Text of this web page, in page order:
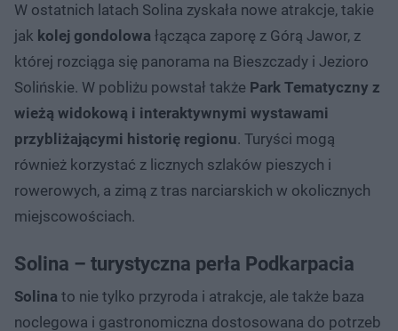
W ostatnich latach Solina zyskała nowe atrakcje, takie
jak kolej gondolowa łącząca zaporę z Górą Jawor, z
której rozciąga się panorama na Bieszczady i Jezioro
Solińskie. W pobliżu powstał także Park Tematyczny z
wieżą widokową i interaktywnymi wystawami
przybliżającymi historię regionu. Turyści mogą
również korzystać z licznych szlaków pieszych i
rowerowych, a zimą z tras narciarskich w okolicznych
miejscowościach.
Solina – turystyczna perła Podkarpacia
Solina to nie tylko przyroda i atrakcje, ale także baza
noclegowa i gastronomiczna dostosowana do potrzeb